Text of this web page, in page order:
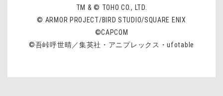
TM & © TOHO CO., LTD.
© ARMOR PROJECT/BIRD STUDIO/SQUARE ENIX
©CAPCOM
©吾峠呼世晴／集英社・アニプレックス・ufotable